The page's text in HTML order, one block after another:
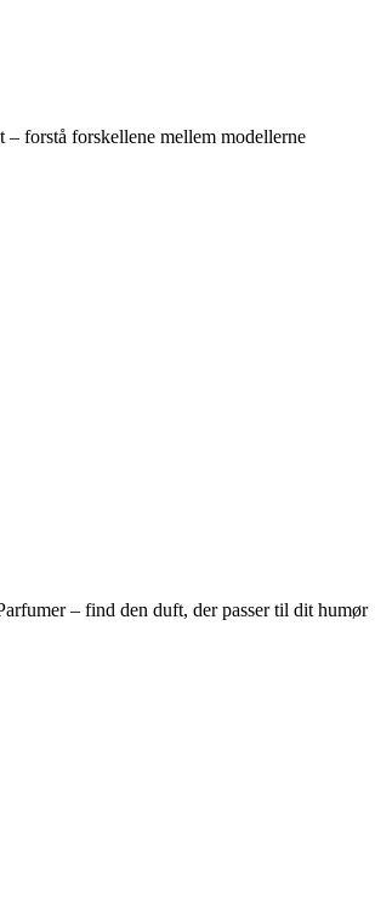
– forstå forskellene mellem modellerne
– find den duft, der passer til dit humør